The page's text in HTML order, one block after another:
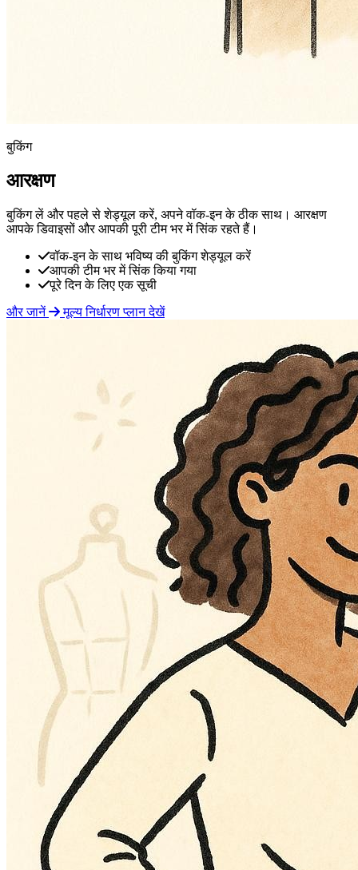
बुकिंग
आरक्षण
बुकिंग लें और पहले से शेड्यूल करें, अपने वॉक-इन के ठीक साथ। आरक्षण
आपके डिवाइसों और आपकी पूरी टीम भर में सिंक रहते हैं।
वॉक-इन के साथ भविष्य की बुकिंग शेड्यूल करें
आपकी टीम भर में सिंक किया गया
पूरे दिन के लिए एक सूची
और जानें
मूल्य निर्धारण प्लान देखें